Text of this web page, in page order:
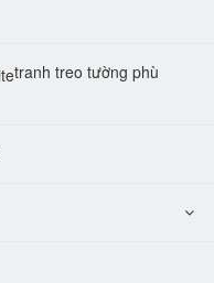
tranh treo tường phù